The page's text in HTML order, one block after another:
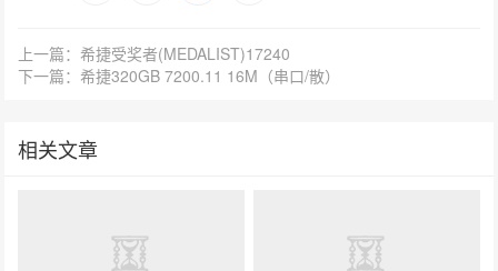
上一篇：希捷受奖者(MEDALIST)17240
下一篇：希捷320GB 7200.11 16M（串口/散）
相关文章